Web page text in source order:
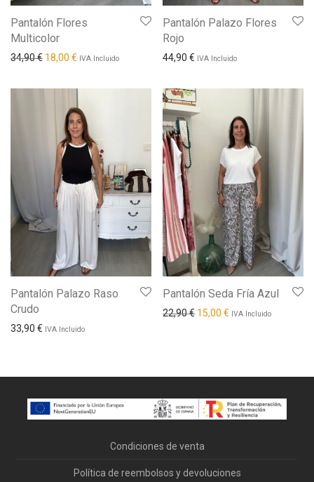
Pantalón Flores
Multicolor
34,90€ El precio original era: 34,90 €.
18,00 € El precio actual es: 18,00 €.
IVA Incluido
Pantalón Palazo Flores
Rojo
44,90 € IVA Incluido
Pantalón Palazo Raso
Crudo
33,90 € IVA Incluido
Pantalón Seda Fría Azul
22,90€ El precio original era:
15,00 € El precio actual es:
IVA Incluido
Condiciones de venta
Política de reembolsos y devoluciones